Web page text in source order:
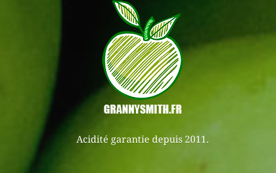
Acidité garantie depuis 2011.